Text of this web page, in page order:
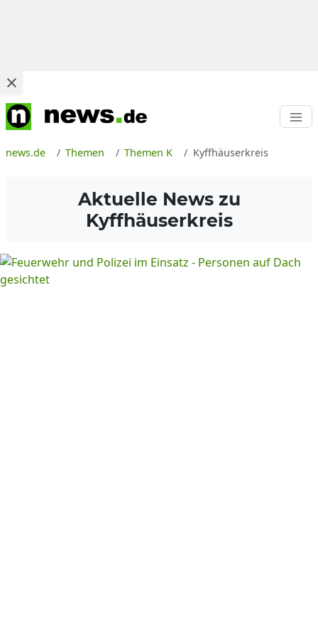
news.de Themen Themen K Kyffhäuserkreis
Aktuelle News zu
Kyffhäuserkreis